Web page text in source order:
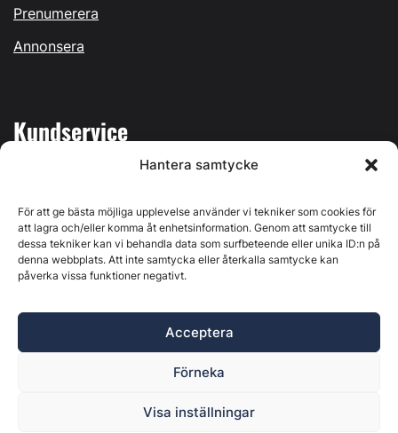
Hantera samtycke
För att ge bästa möjliga upplevelse använder vi tekniker som cookies för
att lagra och/eller komma åt enhetsinformation. Genom att samtycke till
dessa tekniker kan vi behandla data som surfbeteende eller unika ID:n på
denna webbplats. Att inte samtycka eller återkalla samtycke kan
påverka vissa funktioner negativt.
Acceptera
Förneka
Visa inställningar
Prenumerera
Annonsera
Kundservice
Kontakta oss
Östernäsvägen 1, 827 32 Ljusdal, org.nr: 556625-6425 -
Ansvarig utgivare: Henrik Ekberg. Innehållet på denna
webbplats är upphovsrättsligt skyddat. Ange källa vid citering.
Byggvärlden är en del avMarknadsdatagruppen
Policy för datahantering, integritet och cookies